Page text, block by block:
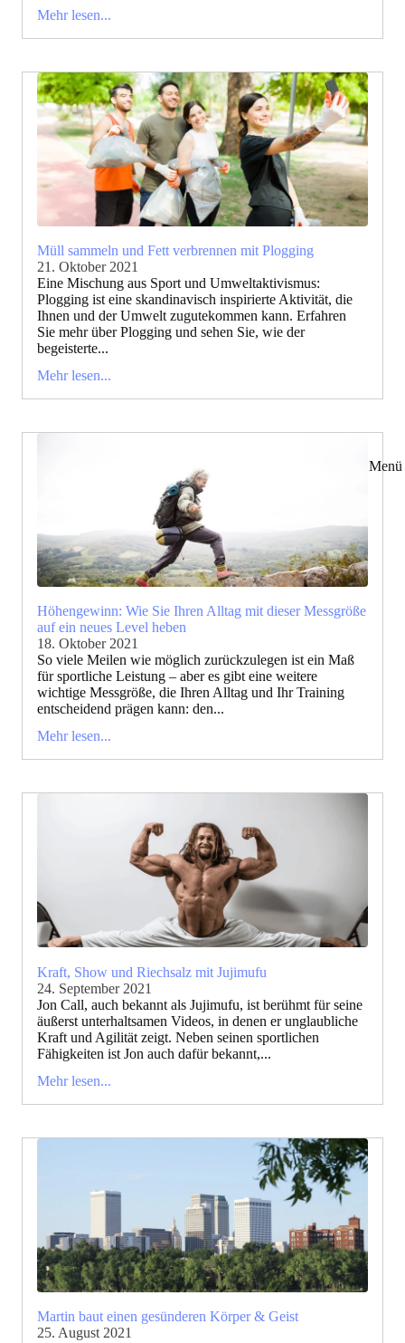
Menü
Mehr lesen...
Müll sammeln und Fett verbrennen mit Plogging
21. Oktober 2021
Eine Mischung aus Sport und Umweltaktivismus:
Plogging ist eine skandinavisch inspirierte Aktivität, die
Ihnen und der Umwelt zugutekommen kann. Erfahren
Sie mehr über Plogging und sehen Sie, wie der
begeisterte...
Mehr lesen...
Höhengewinn: Wie Sie Ihren Alltag mit dieser Messgröße
auf ein neues Level heben
18. Oktober 2021
So viele Meilen wie möglich zurückzulegen ist ein Maß
für sportliche Leistung – aber es gibt eine weitere
wichtige Messgröße, die Ihren Alltag und Ihr Training
entscheidend prägen kann: den...
Mehr lesen...
Kraft, Show und Riechsalz mit Jujimufu
24. September 2021
Jon Call, auch bekannt als Jujimufu, ist berühmt für seine
äußerst unterhaltsamen Videos, in denen er unglaubliche
Kraft und Agilität zeigt. Neben seinen sportlichen
Fähigkeiten ist Jon auch dafür bekannt,...
Mehr lesen...
Martin baut einen gesünderen Körper & Geist
25. August 2021